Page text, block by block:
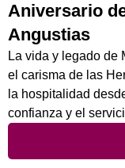
Aniversario
Angustias
La vida y legado de
el carisma de las
la hospitalidad
confianza y el